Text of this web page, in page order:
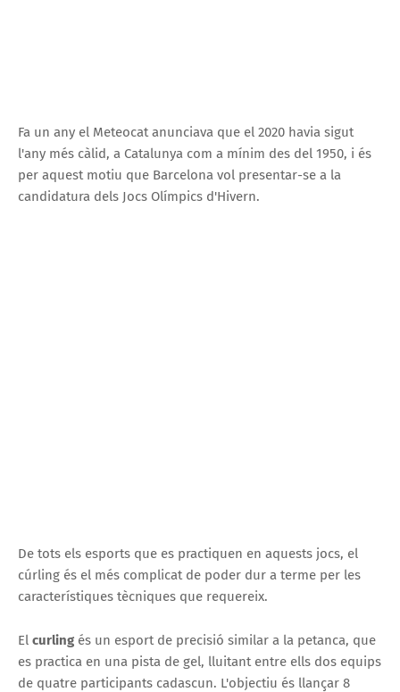
Fa un any el Meteocat anunciava que el 2020 havia sigut
l'any més càlid, a Catalunya com a mínim des del 1950, i és
per aquest motiu que Barcelona vol presentar-se a la
candidatura dels Jocs Olímpics d'Hivern.
De tots els esports que es practiquen en aquests jocs, el
cúrling és el més complicat de poder dur a terme per les
característiques tècniques que requereix.
El curling és un esport de precisió similar a la petanca, que
es practica en una pista de gel, lluitant entre ells dos equips
de quatre participants cadascun. L'objectiu és llançar 8